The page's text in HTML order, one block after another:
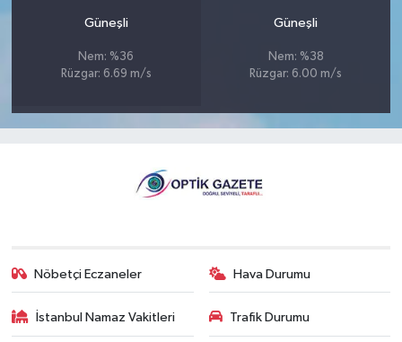
Güneşli
Nem: %36
Rüzgar: 6.69 m/s
Güneşli
Nem: %38
Rüzgar: 6.00 m/s
Nöbetçi Eczaneler Hava Durumu
İstanbul Namaz Vakitleri Trafik Durumu